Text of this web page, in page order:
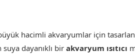
üyük hacimli akvaryumlar için
dayanıklı bir akvaryum ısıtıcı